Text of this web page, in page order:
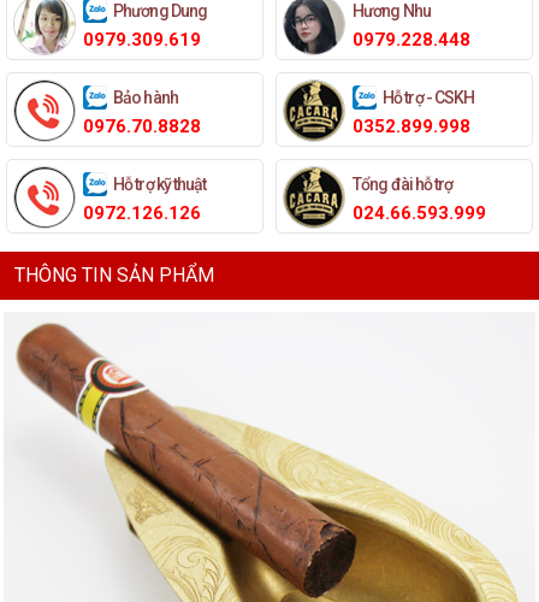
Phương Dung
0979.309.619
Hương Nhu
0979.228.448
Bảo hành
0976.70.8828
Hỗ trợ - CSKH
0352.899.998
Hỗ trợ kỹ thuật
0972.126.126
Tổng đài hỗ trợ
024.66.593.999
THÔNG TIN SẢN PHẨM